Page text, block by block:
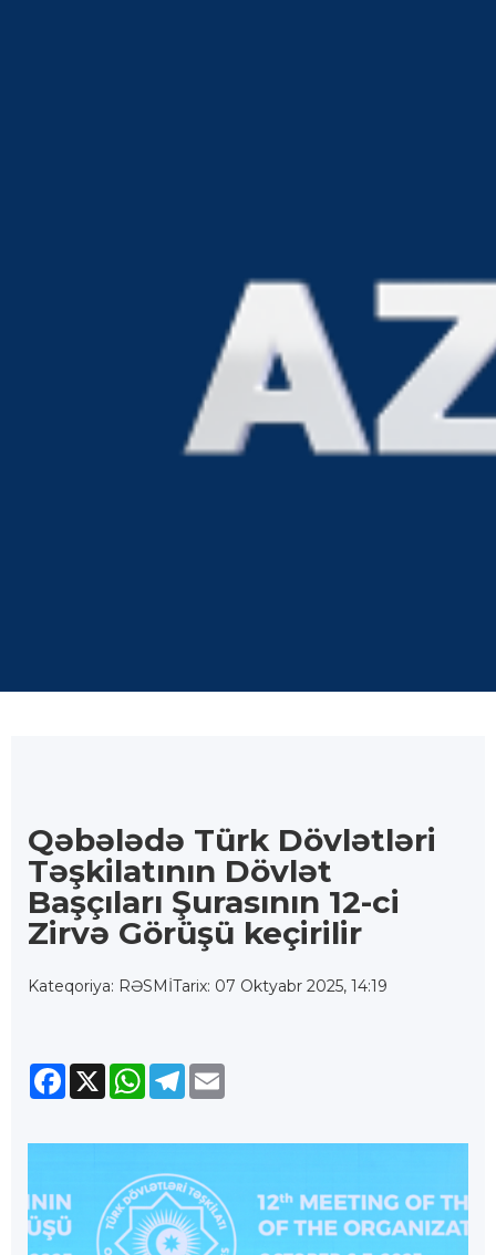
Qəbələdə Türk Dövlətləri
Təşkilatının Dövlət
Başçıları Şurasının 12-ci
Zirvə Görüşü keçirilir
Kateqoriya: RƏSMİTarix: 07 Oktyabr 2025, 14:19
Facebook
X WhatsApp
Telegram